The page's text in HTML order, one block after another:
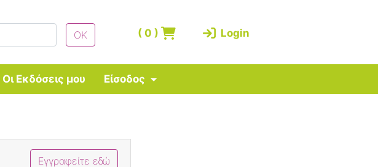
(0 ) Login
Οι Εκδόσεις μου Είσοδος
Εγγραφείτε εδώ